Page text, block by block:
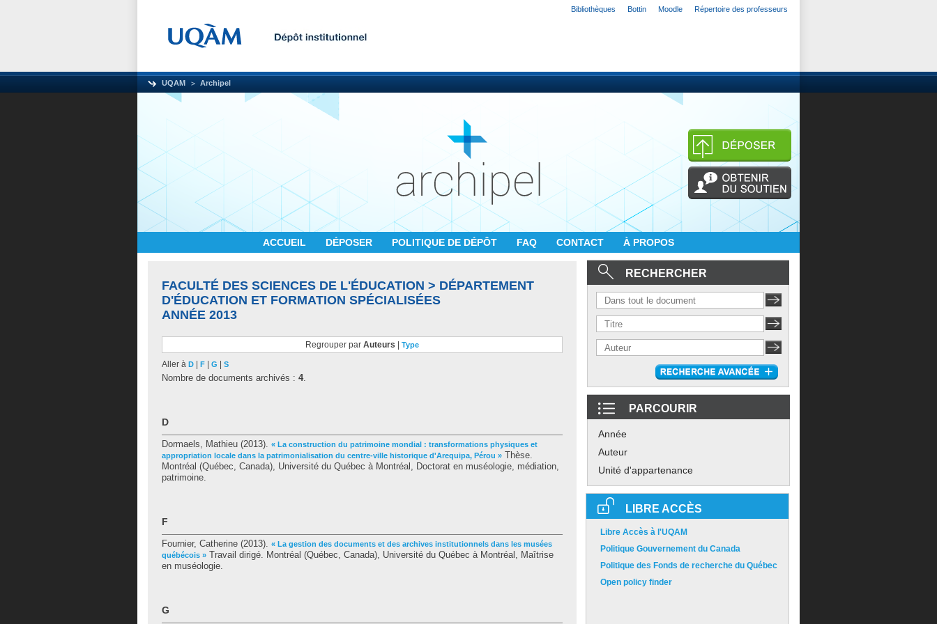
Bibliothèques Bottin Moodle Répertoire des professeurs
UQAM Archipel
ACCUEIL DÉPOSER POLITIQUE DE DÉPÔT FAQ CONTACT À PROPOS
FACULTÉ DES SCIENCES DE L'ÉDUCATION > DÉPARTEMENT
D'ÉDUCATION ET FORMATION SPÉCIALISÉES
ANNÉE 2013
Regrouper par Auteurs Type
Aller à D F G S
Nombre de documents archivés : 4.
D
Dormaels, Mathieu (2013). « La construction du patrimoine mondial : transformations physiques et
appropriation locale dans la patrimonialisation du centre-ville historique d'Arequipa, Pérou » Thèse.
Montréal (Québec, Canada), Université du Québec à Montréal, Doctorat en muséologie, médiation,
patrimoine.
F
Fournier, Catherine (2013). « La gestion des documents et des archives institutionnels dans les musées
québécois » Travail dirigé. Montréal (Québec, Canada), Université du Québec à Montréal, Maîtrise
en muséologie.
G
RECHERCHER
PARCOURIR
Année
Auteur
Unité d'appartenance
LIBRE ACCÈS
Libre Accès à l'UQAM
Politique Gouvernement du Canada
Politique des Fonds de recherche du Québec
Open policy finder